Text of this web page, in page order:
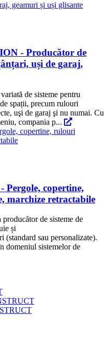
- Producător de
uși de garaj,
de sisteme pentru
spații, precum rulouri
uşi de garaj şi nu numai. Cu
compania p...
copertine,
marchize retractabile
de sisteme de
și
(standard sau personalizate).
domeniul sistemelor de